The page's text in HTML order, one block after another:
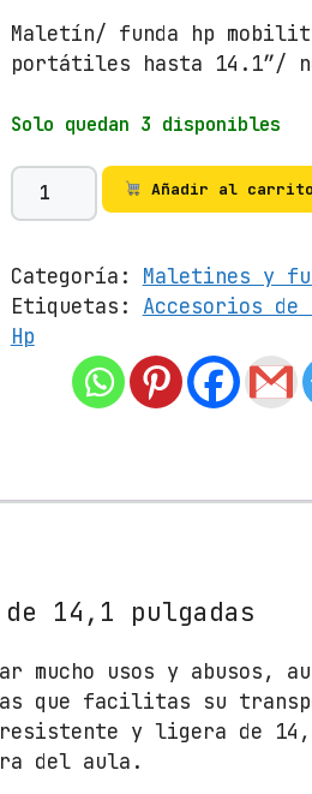
Maletín/ funda hp
portátiles hasta 14.1″/
Solo quedan 3 disponibles
M
a
e
t
í
d
P
M
Añadir al carrito
Categoría: Maletines y
Etiquetas: Accesorios
Hp
14,1 pulgadas
usos y abusos,
que facilitas su
y ligera de
del aula.